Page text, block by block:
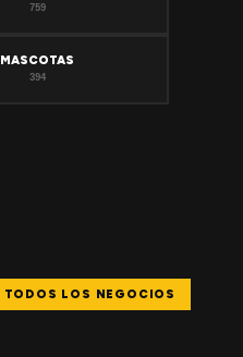
759
MASCOTAS
394
TODOS LOS NEGOCIOS